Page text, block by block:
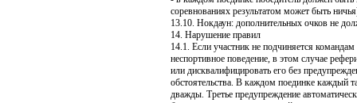
соревнованиях результатом может быть
13.10. Нокдаун: дополнительных очков не
14. Нарушение правил
14.1. Если участник не подчиняется
неспортивное поведение, в этом случае
или дисквалифицировать его без
обстоятельства. В каждом поединке каждый
дважды. Третье предупреждение